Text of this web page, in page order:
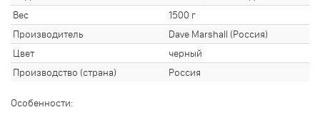
Вес
1500 г
Производитель
Dave Marshall (Россия)
Цвет
черный
Производство (страна)
Россия
Особенности: